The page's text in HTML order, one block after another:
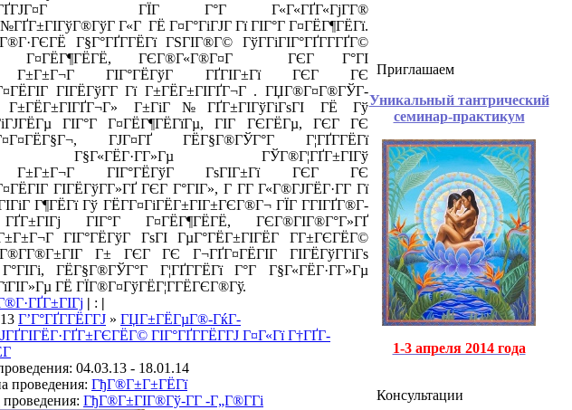
ГЇГ Г°Г Г«Г«ГҐГ«ГјГ­Г®
Г«Г ГЁ Г¤Г°ГіГЈГ Гї ГІГ°Г Г¤ГЁГ¶ГЁГї.
Г§Г°ГҐГ­ГЁГї ГЅГІГ®Г© ГўГ­ГіГІГ°ГҐГ­Г­ГҐГ©
Г¤ГЁГ¶ГЁГЁ, ГЄГ®Г«Г®Г¤Г ГЄГ Г°ГІ
Г±Г±Г¬Г ГІГ°ГЁГўГ ГҐГІГ±Гї ГЄГ ГЄ
ГІГЁГўГ­Г Гї Г±ГЁГ±ГІГҐГ¬Г . ГЏГ®Г¤Г®ГЎГ­
Г±ГЁГ±ГІГҐГ¬Г» Г±ГіГ№ГҐГ±ГІГўГіГѕГІ ГЁ Гў
ГІГ°Г Г¤ГЁГ¶ГЁГїГµ, ГІГ ГЄГЁГµ, ГЄГ ГЄ
ГЈГ¤ГҐ ГЁГ§Г®ГЎГ°Г Г¦ГҐГ­ГЁГї
Г§Г«ГЁГ·Г­Г»Гµ ГЎГ®Г¦ГҐГ±ГІГў
Г±Г±Г¬Г ГІГ°ГЁГўГ ГѕГІГ±Гї ГЄГ ГЄ
ГІГЁГўГ­Г»ГҐ ГЄГ Г°ГІГ», Г Г­Г Г«Г®ГЈГЁГ·Г­Г Гї
Г¶ГЁГї Гў ГЁГ­Г¤ГіГЁГ±ГІГ±ГЄГ®Г¬ ГЇГ Г­ГІГҐГ®Г­
ГІГ°Г Г¤ГЁГ¶ГЁГЁ, ГЄГ®ГІГ®Г°Г»ГҐ
ГІГ°ГЁГўГ ГѕГІ ГµГ°ГЁГ±ГІГЁГ Г­Г±ГЄГЁГ©
Г± ГЄГ ГЄ Г¬ГҐГ¤ГЁГІГ ГІГЁГўГ­ГіГѕ
ГЁГ§Г®ГЎГ°Г Г¦ГҐГ­ГЁГї Г°Г Г§Г«ГЁГ·Г­Г»Гµ
ГЁ ГЇГ®Г¤ГўГЁГ¦Г­ГЁГЄГ®Гў.
| : |
Г’Г°ГҐГ­ГЁГ­ГЈ » ГЏГ±ГЁГµГ®-ГќГ­
ГІГ°ГҐГ­ГЁГ­ГЈ Г¤Г«Гї Г†ГҐГ­
04.03.13 - 18.01.14
проведения: ГђГ®Г±Г±ГЁГї
проведения: ГђГ®Г±ГІГ®Гў-Г­Г -Г„Г®Г­Гі
Приглашаем
Уникальный тантрический
семинар-практикум
1-3 апреля 2014 года
Консультации